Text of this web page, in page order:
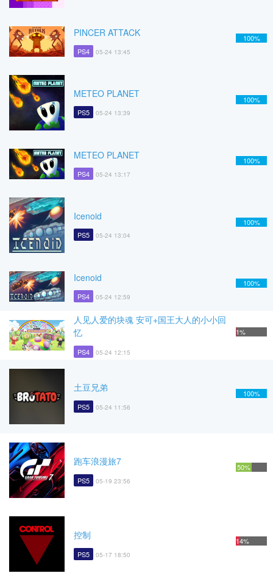
PINCER ATTACK
PS4 05-24 13:45
100%
METEO PLANET
PS5 05-24 13:39
100%
METEO PLANET
PS4 05-24 13:17
100%
Icenoid
PS5 05-24 13:04
100%
Icenoid
PS4 05-24 12:59
100%
人见人爱的块魂 安可+国王大人的小小回
忆
PS4 05-24 12:15
1%
土豆兄弟
PS5 05-24 11:56
100%
跑车浪漫旅7
PS5 05-19 23:56
50%
控制
PS5 05-17 18:50
14%